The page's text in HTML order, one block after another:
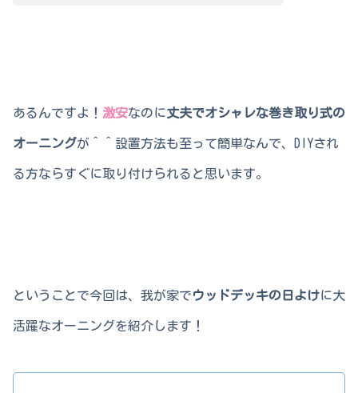
あるんですよ！ 激安なのに丈夫でオシャレな巻き取り式の
オーニングが＾＾設置方法も至って簡単なんで、DIYされ
る方ならすぐに取り付けられると思います。
ということで今回は、我が家でウッドデッキの日よけに大
活躍なオーニングを紹介します！